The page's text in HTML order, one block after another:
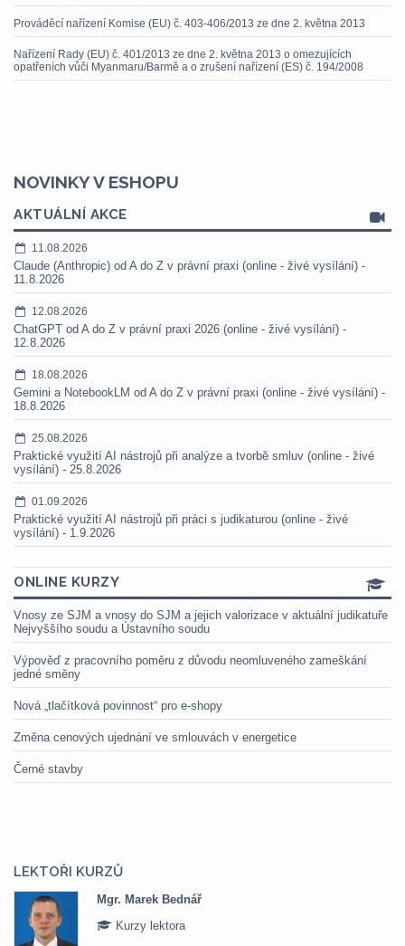
Prováděcí nařízení Komise (EU) č. 403-406/2013 ze dne 2. května 2013
Nařízení Rady (EU) č. 401/2013 ze dne 2. května 2013 o omezujících
opatřeních vůči Myanmaru/Barmě a o zrušení nařízení (ES) č. 194/2008
NOVINKY V ESHOPU
AKTUÁLNÍ AKCE
11.08.2026
Claude (Anthropic) od A do Z v právní praxi (online - živé vysílání) -
11.8.2026
12.08.2026
ChatGPT od A do Z v právní praxi 2026 (online - živé vysílání) -
12.8.2026
18.08.2026
Gemini a NotebookLM od A do Z v právní praxi (online - živé vysílání) -
18.8.2026
25.08.2026
Praktické využití AI nástrojů při analýze a tvorbě smluv (online - živé
vysílání) - 25.8.2026
01.09.2026
Praktické využití AI nástrojů při práci s judikaturou (online - živé
vysílání) - 1.9.2026
ONLINE KURZY
Vnosy ze SJM a vnosy do SJM a jejich valorizace v aktuální judikatuře
Nejvyššího soudu a Ústavního soudu
Výpověď z pracovního poměru z důvodu neomluveného zameškání
jedné směny
Nová „tlačítková povinnost“ pro e-shopy
Změna cenových ujednání ve smlouvách v energetice
Černé stavby
LEKTOŘI KURZŮ
Mgr. Marek Bednář
Kurzy lektora